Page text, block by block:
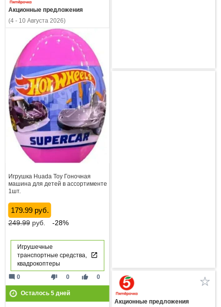
Акционные предложения
(4 - 10 Августа 2026)
Игрушка Huada Toy Гоночная
машина для детей в ассортименте
1шт.
179.99 руб.
249.99руб. -28%
Игрушечные
транспортные средства,
квадрокоптеры
thumb_down 0 thumb_up 0
mode_comment 0
Осталось 5дней
Акционные предложения